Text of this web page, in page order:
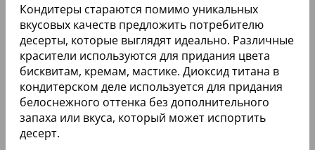
Кондитеры стараются помимо уникальных
вкусовых качеств предложить потребителю
десерты, которые выглядят идеально. Различные
красители используются для придания цвета
бисквитам, кремам, мастике. Диоксид титана в
кондитерском деле используется для придания
белоснежного оттенка без дополнительного
запаха или вкуса, который может испортить
десерт.